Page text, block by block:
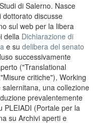
di Salerno. Nasce
dottorato discusse
sul web per la libera
della Dichiarazione di
e su delibera del senato
successivamente
("Translational
critiche"), Working
una collezione
prevalentemente
PLEIADI (Portale per la
su Archivi aperti e